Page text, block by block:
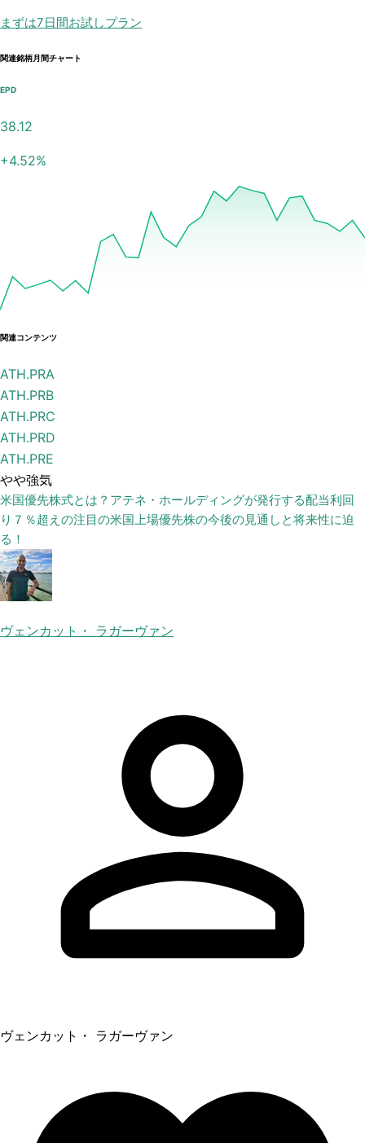
まずは7日間お試しプラン
関連銘柄月間チャート
EPD
38.12
+4.52%
関連コンテンツ
ATH.PRA
ATH.PRB
ATH.PRC
ATH.PRD
ATH.PRE
やや強気
米国優先株式とは？アテネ・ホールディングが発行する配当利回
り７％超えの注目の米国上場優先株の今後の見通しと将来性に迫
る！
ヴェンカット・ ラガーヴァン
ヴェンカット・ ラガーヴァン